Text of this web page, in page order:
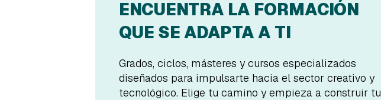
ENCUENTRA LA FORMACIÓN
QUE SE ADAPTA A TI
Grados, ciclos, másteres y cursos especializados
diseñados para impulsarte hacia el sector creativo y
tecnológico. Elige tu camino y empieza a construir tu